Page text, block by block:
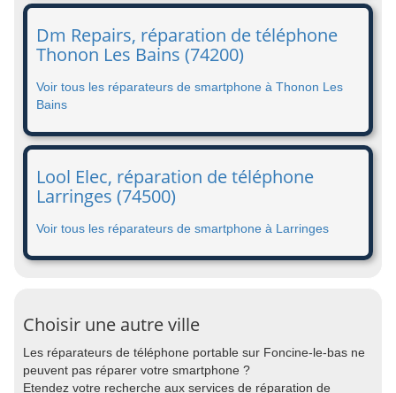
Dm Repairs, réparation de téléphone
Thonon Les Bains (74200)
Voir tous les réparateurs de smartphone à Thonon Les
Bains
Lool Elec, réparation de téléphone
Larringes (74500)
Voir tous les réparateurs de smartphone à Larringes
Choisir une autre ville
Les réparateurs de téléphone portable sur Foncine-le-bas ne
peuvent pas réparer votre smartphone ?
Etendez votre recherche aux services de réparation de